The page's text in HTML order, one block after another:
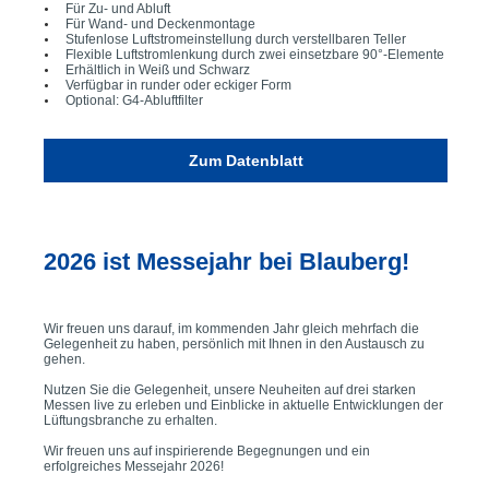
Für Zu- und Abluft
Für Wand- und Deckenmontage
Stufenlose Luftstromeinstellung durch verstellbaren Teller
Flexible Luftstromlenkung durch zwei einsetzbare 90°-Elemente
Erhältlich in Weiß und Schwarz
Verfügbar in runder oder eckiger Form
Optional: G4-Abluftfilter
Zum Datenblatt
2026 ist Messejahr bei Blauberg!
Wir freuen uns darauf, im kommenden Jahr gleich mehrfach die
Gelegenheit zu haben, persönlich mit Ihnen in den Austausch zu
gehen.
Nutzen Sie die Gelegenheit, unsere Neuheiten auf drei starken
Messen live zu erleben und Einblicke in aktuelle Entwicklungen der
Lüftungsbranche zu erhalten.
Wir freuen uns auf inspirierende Begegnungen und ein
erfolgreiches Messejahr 2026!